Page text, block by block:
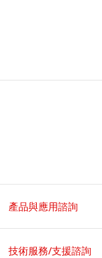
產品與應用諮詢
技術服務/支援諮詢